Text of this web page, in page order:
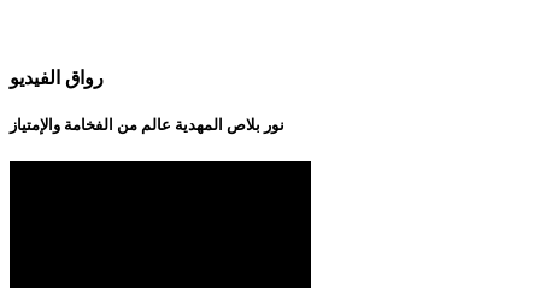
رواق الفيديو
نور بلاص المهدية عالم من الفخامة والإمتياز